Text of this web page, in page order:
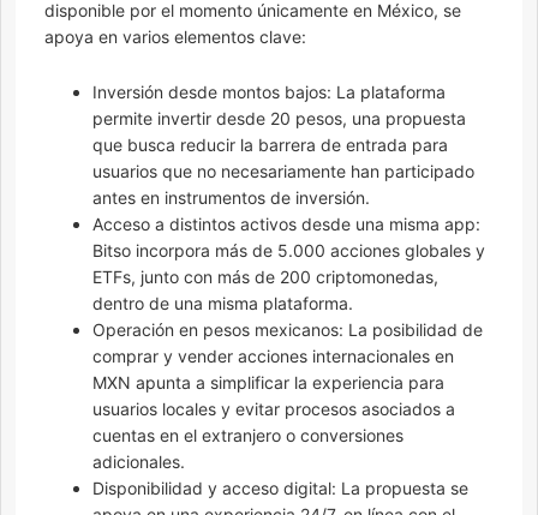
disponible por el momento únicamente en México, se
apoya en varios elementos clave:
Inversión desde montos bajos: La plataforma
permite invertir desde 20 pesos, una propuesta
que busca reducir la barrera de entrada para
usuarios que no necesariamente han participado
antes en instrumentos de inversión.
Acceso a distintos activos desde una misma app:
Bitso incorpora más de 5.000 acciones globales y
ETFs, junto con más de 200 criptomonedas,
dentro de una misma plataforma.
Operación en pesos mexicanos: La posibilidad de
comprar y vender acciones internacionales en
MXN apunta a simplificar la experiencia para
usuarios locales y evitar procesos asociados a
cuentas en el extranjero o conversiones
adicionales.
Disponibilidad y acceso digital: La propuesta se